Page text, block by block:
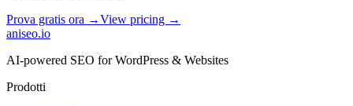
Prova gratis ora →View pricing →
aniseo.io
AI-powered SEO for WordPress & Websites
Prodotti